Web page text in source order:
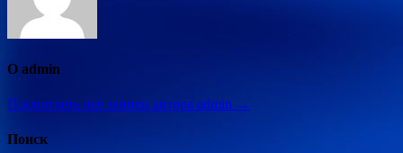
О admin
Посмотреть все записи автора admin →
Поиск